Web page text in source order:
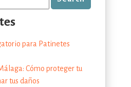
para Patinetes
Cómo proteger tu
tus daños